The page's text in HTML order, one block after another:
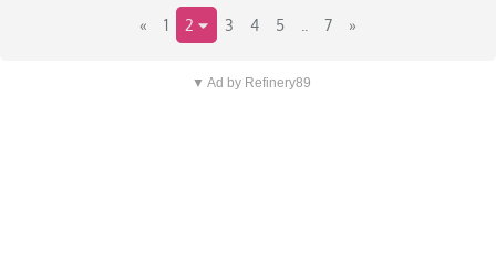
« 1 2 3 4 5 7 »
▼ Ad by Refinery89